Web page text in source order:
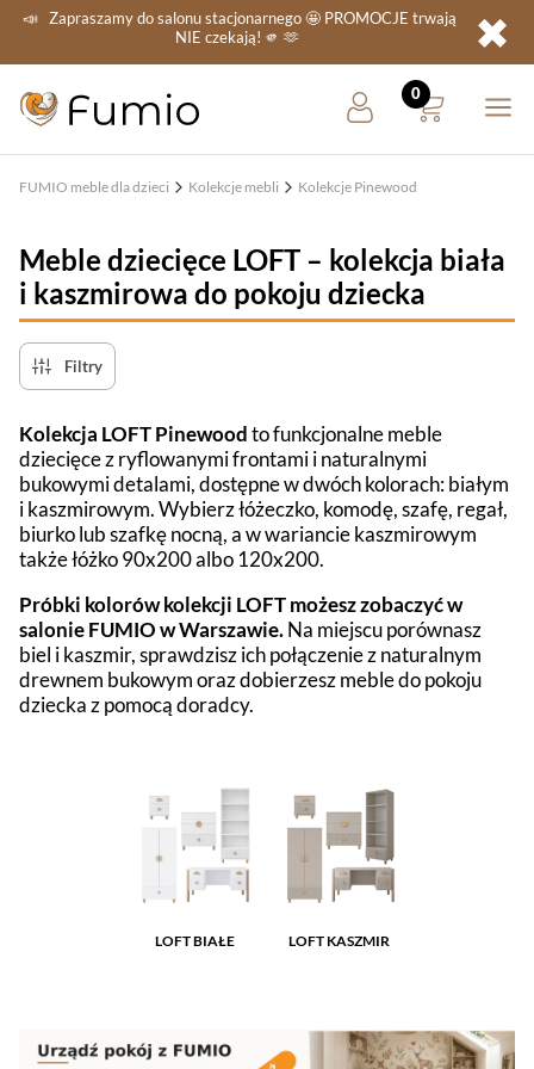
📣 Zapraszamy do salonu stacjonarnego🤩 PROMOCJE trwają
NIE czekają! 🫵 🫶 ✖
FUMIO meble dla dzieci Kolekcje mebli Kolekcje Pinewood
Meble dziecięce LOFT – kolekcja biała
i kaszmirowa do pokoju dziecka
Filtry
Kolekcja LOFT Pinewoodto funkcjonalne meble
dziecięce z ryflowanymi frontami i naturalnymi
bukowymi detalami, dostępne w dwóch kolorach: białym
i kaszmirowym. Wybierz łóżeczko, komodę, szafę, regał,
biurko lub szafkę nocną, a w wariancie kaszmirowym
także łóżko 90x200 albo 120x200.
Próbki kolorów kolekcji LOFT możesz zobaczyć w
salonie FUMIO w Warszawie.Na miejscu porównasz
biel i kaszmir, sprawdzisz ich połączenie z naturalnym
drewnem bukowym oraz dobierzesz meble do pokoju
dziecka z pomocą doradcy.
LOFT BIAŁE LOFT KASZMIR